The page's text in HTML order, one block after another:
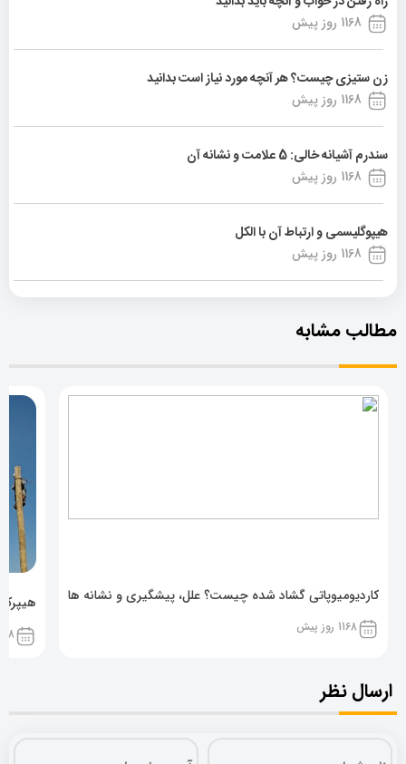
1168 روز پیش
زن ستیزی چیست؟ هر آنچه مورد نیاز است بدانید
1168 روز پیش
سندرم آشیانه خالی: 5 علامت و نشانه آن
1168 روز پیش
هیپوگلیسمی و ارتباط آن با الکل
1168 روز پیش
مطالب مشابه
کاردیومیوپاتی گشاد شده چیست؟ علل، پیشگیری و نشانه ها
1168 روز پیش 1168
ارسال نظر